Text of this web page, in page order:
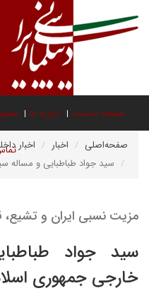
صفحه نخست درباره ما
صفحه‌اصلی اخبار
اخبار
سید جواد طباطبایی و
مزیت نسبی ایران‌ و
سید جواد
خارجی جمهوری